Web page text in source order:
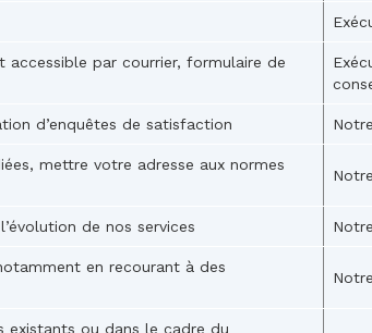
accessible par courrier, formulaire de
d’enquêtes de satisfaction
mettre votre adresse aux normes
de nos services
en recourant à des
existants ou dans le cadre du